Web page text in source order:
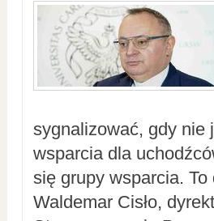
sygnalizować, gdy nie
wsparcia dla
się grupy wsparcia.
Waldemar Cisło,